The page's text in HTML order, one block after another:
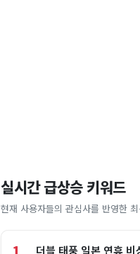
실시간 급상승 키워드
현재 사용자들의 관심사를 반영한
더블 태풍 일본 연휴 비